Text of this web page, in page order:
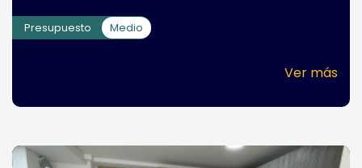
Presupuesto Medio
Ver más